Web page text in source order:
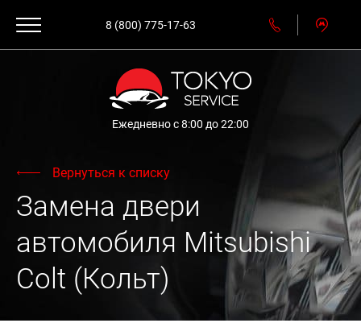
8 (800) 775-17-63
Ежедневно с 8:00 до 22:00
Вернуться к списку
Замена двери
автомобиля Mitsubishi
Colt (Кольт)